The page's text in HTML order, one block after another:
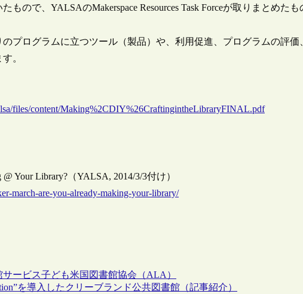
ので、YALSAのMakerspace Resources Task Forceが取りまとめたも
プログラムに立つツール（製品）や、利用促進、プログラムの評価
。
files/content/Making%2CDIY%26CraftingintheLibraryFINAL.pdf
Your Library?（YALSA, 2014/3/3付け）
march-are-you-already-making-your-library/
サービス子ども米国図書館協会（ALA）
を導入したクリーブランド公共図書館（記事紹介）